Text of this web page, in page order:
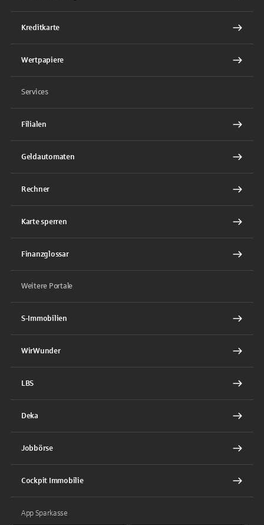
Kreditkarte
Wertpapiere
Services
Filialen
Geldautomaten
Rechner
Karte sperren
Finanzglossar
Weitere Portale
S-Immobilien
WirWunder
LBS
Deka
Jobbörse
Cockpit Immobilie
App Sparkasse